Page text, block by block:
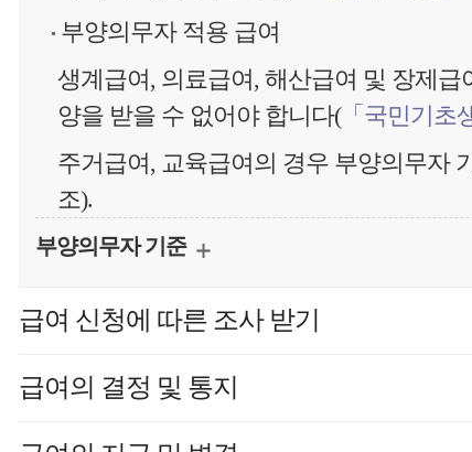
부양의무자 적용 급여
생계급여, 의료급여, 해산급여 및 장제
양을 받을 수 없어야 합니다(「국민기초
주거급여, 교육급여의 경우 부양의무자
조).
부양의무자 기준
급여 신청에 따른 조사 받기
급여의 결정 및 통지